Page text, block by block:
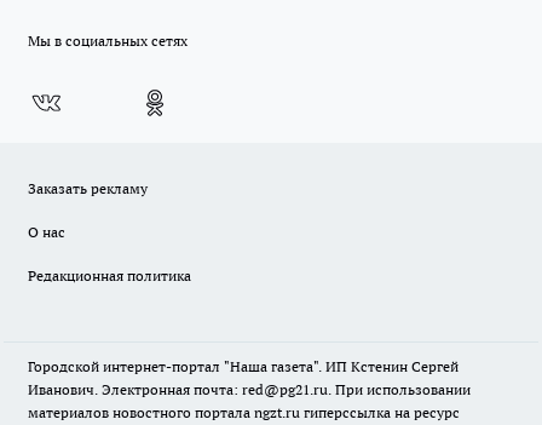
Мы в социальных сетях
Заказать рекламу
О нас
Редакционная политика
Городской интернет-портал "Наша газета". ИП Кстенин Сергей
Иванович. Электронная почта: red@pg21.ru. При использовании
материалов новостного портала ngzt.ru гиперссылка на ресурс